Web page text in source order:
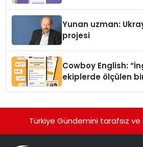
Yunan uzman:
projesi
Cowboy English:
ekiplerde ölçülen
Türkiye Gündemini tarafsız ve